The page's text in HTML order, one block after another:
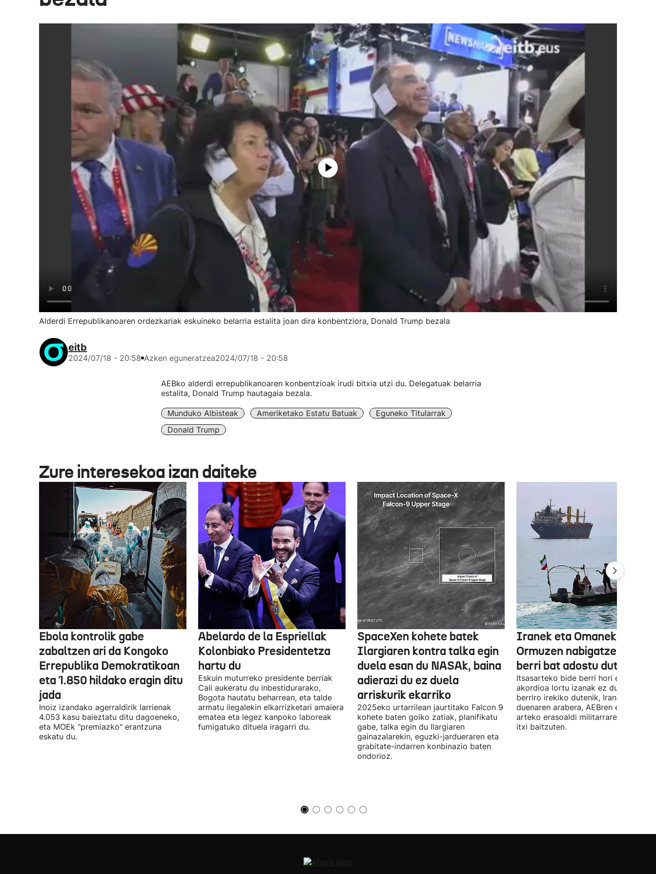
Alderdi Errepublikanoaren ordezkariak eskuineko belarria estalita joan dira konbentziora, Donald Trump bezala
eitb
2024/07/18 - 20:58 Azken eguneratzea2024/07/18 - 20:58
AEBko alderdi errepublikanoaren konbentzioak irudi bitxia utzi du. Delegatuak belarria
estalita, Donald Trump hautagaia bezala.
Munduko Albisteak Ameriketako Estatu Batuak
Eguneko Titularrak
Donald Trump
Zure interesekoa izan daiteke
Ebola kontrolik gabe
zabaltzen ari da Kongoko
Errepublika Demokratikoan
eta 1.850 hildako eragin ditu
jada
Inoiz izandako agerraldirik larrienak
4.053 kasu baieztatu ditu dagoeneko,
eta MOEk "premiazko" erantzuna
eskatu du.
Abelardo de la Espriellak
Kolonbiako Presidentetza
hartu du
Eskuin muturreko presidente berriak
Cali aukeratu du inbestidurarako,
Bogota hautatu beharrean, eta talde
armatu ilegalekin elkarrizketari amaiera
ematea eta legez kanpoko laboreak
fumigatuko dituela iragarri du.
SpaceXen kohete batek
Ilargiaren kontra talka egin
duela esan du NASAk, baina
adierazi du ez duela
arriskurik ekarriko
2025eko urtarrilean jaurtitako Falcon 9
kohete baten goiko zatiak, planifikatu
gabe, talka egin du Ilargiaren
gainazalarekin, eguzki-jardueraren eta
grabitate-indarren konbinazio baten
ondorioz.
Iranek eta Omanek
Ormuzen nabigatzeko bide
berri bat adostu dute
Itsasarteko bide berri hori egiteko
akordioa lortu izanak ez du esan nahi
berriro irekiko dutenik, Iranek
duenaren arabera, AEBren eta
arteko erasoaldi militarraren
itxi baitzuten.